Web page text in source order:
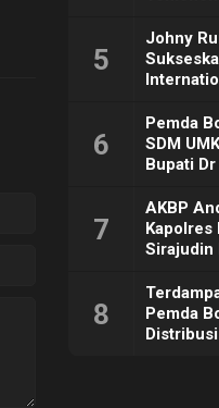
5
Johny
6
Pemda
SDM
Bupati
Dorong
7
AKBP
Kapolres
Sirajudin
8
Pemda